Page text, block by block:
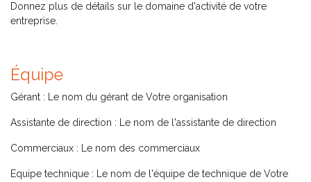
Donnez plus de détails sur le domaine d'activité de votre
entreprise.
Équipe
Gérant : Le nom du gérant de Votre organisation
Assistante de direction : Le nom de l'assistante de direction
Commerciaux : Le nom des commerciaux
Equipe technique : Le nom de l'équipe de technique de Votre